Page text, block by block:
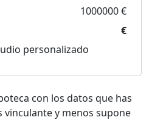
1000000 €
€
personalizado
con los datos que has
y menos supone